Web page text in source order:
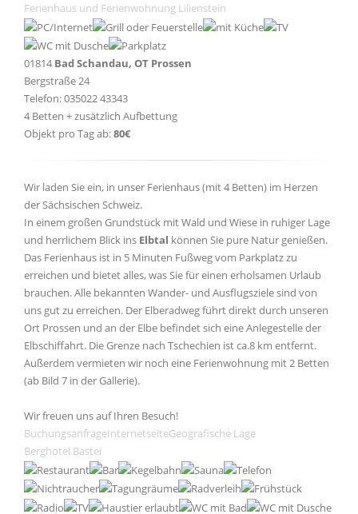
Ferienhaus und Ferienwohnung Lilienstein
01814 Bad Schandau, OT Prossen
Bergstraße 24
Telefon: 035022 43343
4 Betten + zusätzlich Aufbettung
Objekt pro Tag ab:80€
Wir laden Sie ein, in unser Ferienhaus (mit 4 Betten) im Herzen
der Sächsischen Schweiz.
In einem großen Grundstück mit Wald und Wiese in ruhiger Lage
und herrlichem Blick ins Elbtal können Sie pure Natur genießen.
Das Ferienhaus ist in 5 Minuten Fußweg vom Parkplatz zu
erreichen und bietet alles, was Sie für einen erholsamen Urlaub
brauchen. Alle bekannten Wander- und Ausflugsziele sind von
uns gut zu erreichen. Der Elberadweg führt direkt durch unseren
Ort Prossen und an der Elbe befindet sich eine Anlegestelle der
Elbschiffahrt. Die Grenze nach Tschechien ist ca.8 km entfernt.
Außerdem vermieten wir noch eine Ferienwohnung mit 2 Betten
(ab Bild 7 in der Gallerie).
Wir freuen uns auf Ihren Besuch!
BuchungsanfrageInternetseiteGeografische Lage
Berghotel Bastei